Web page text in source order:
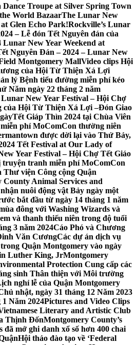
Troupe at Silver Spring Town
World BazaarThe Lunar New
Glen Echo Park!Rockville’s Lunar
– Lễ đón Tết Nguyên đán của
Lunar New Year Weekend at
Nguyên Đán – 2024 – Lunar New
Montgomery MallVideo clips Hội
của Hội Từ Thiện Xá Lợi
lý Bệnh tiểu đường miễn phí kéo
Năm ngày 22 tháng 2 năm
Lunar New Year Festival – Hội Chợ
Hội Từ Thiện Xá Lợi –Đón Giao
Giáp Thìn 2024 tại Chùa Viên
phí MoComCon thường niên
được dời lại vào Thứ Bảy,
Tết Festival at Our Lady of
Year Festival – Hội Chợ Tết Giáo
truyện tranh miễn phí MoComCon
viện Công cộng Quận
County Animal Services and
nuôi động vật Bảy ngày một
bắt đầu từ ngày 14 tháng 1 năm
đông với Washing Wizards và
và thanh thiếu niên trong độ tuổi
3 năm 2024Cáo Phó và Chương
Văn CươngCác dự án dịch vụ
Quận Montgomery vào ngày
Luther King, JrMontgomery
Protection Cung cấp các
sinh Thân thiện với Môi trường
nghỉ lễ của Quận Montgomery
nhật, ngày 31 tháng 12 Năm 2023
Năm 2024Pictures and Video Clips
Literary and Artistic Club
Thịnh ĐốnMontgomery County’s
đã mở ghi danh xổ số hơn 400 chai
Hội thảo đào tạo về ‘Federal